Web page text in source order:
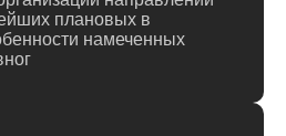
плановых в
намеченных